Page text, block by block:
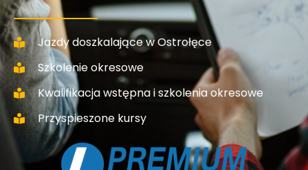
Jazdy doszkalające w Ostrołęce
Szkolenie okresowe
Kwalifikacja wstępna i szkolenia okresowe
Przyspieszone kursy